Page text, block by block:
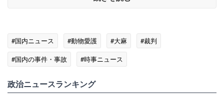
#国内ニュース #動物愛護 #大麻
#裁判
#国内の事件・事故
#時事ニュース
政治ニュースランキング